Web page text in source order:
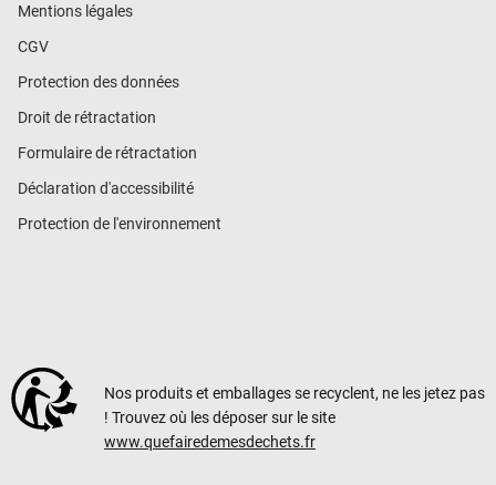
Mentions légales
CGV
Protection des données
Droit de rétractation
Formulaire de rétractation
Déclaration d'accessibilité
Protection de l'environnement
Nos produits et emballages se recyclent, ne les jetez pas
! Trouvez où les déposer sur le site
www.quefairedemesdechets.fr